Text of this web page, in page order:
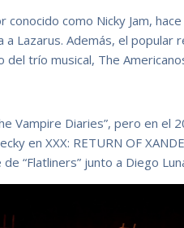
conocido como Nicky Jam,
Lazarus. Además, el popular
del trío musical, The
Vampire Diaries”, pero en el
en XXX: RETURN OF
“Flatliners” junto a Diego